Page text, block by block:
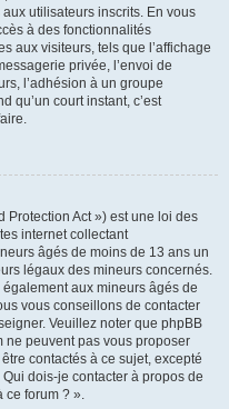
utilisateurs inscrits. En vous
à des fonctionnalités
aux visiteurs, tels que l’affichage
privée, l’envoi de
l’adhésion à un groupe
qu’un court instant, c’est
Protection Act ») est une loi des
internet collectant
âgés de moins de 13 ans un
légaux des mineurs concernés.
aux mineurs âgés de
vous conseillons de contacter
Veuillez noter que phpBB
ne peuvent pas vous proposer
contactés à ce sujet, excepté
dois-je contacter à propos de
ce forum ? ».